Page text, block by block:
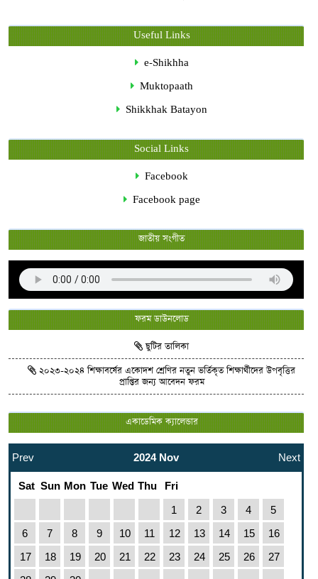
Useful Links
e-Shikhha
Muktopaath
Shikkhak Batayon
Social Links
Facebook
Facebook page
জাতীয় সংগীত
ফরম ডাউনলোড
ছুটির তালিকা
২০২৩-২০২৪ শিক্ষাবর্ষের একোদশ শ্রেণির নতুন ভর্তিকৃত শিক্ষার্থীদের উপবৃত্তির
প্রাপ্তির জন্য আবেদন ফরম
একাডেমিক ক্যালেন্ডার
Prev 2024 Nov Next
Sat Sun Mon Tue Wed Thu
Fri
1
2 3 4
5
6
7 8 9 10 11 12 13 14 15
16
17
18 19 20 21 22 23 24 25 26
27